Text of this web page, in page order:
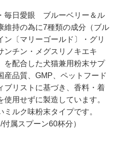
毎日愛眼 ブルーベリー＆ル
維持の為に7種類の成分（ブル
〔マリーゴールド〕・グリ
ンチン・メグスリノキエキ
を配合した犬猫兼用粉末サプ
産品質、GMP、ペットフード
ブリストに基づき、香料・着
用せずに製造しています。
ルク味粉末タイプです。
属スプーン60杯分）